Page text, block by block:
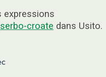
expressions
serbo-croate dans Usito.